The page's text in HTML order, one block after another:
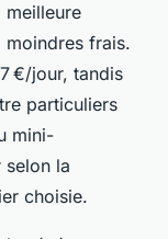
meilleure
frais.
€/jour, tandis
particuliers
mini-
selon la
choisie.